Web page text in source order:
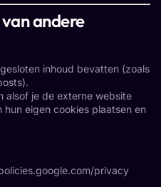
andere
inhoud bevatten (zoals
alsof je de externe website
eigen cookies plaatsen en
privacy